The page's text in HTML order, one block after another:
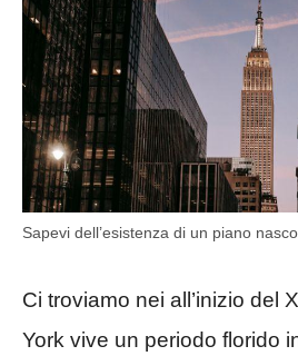
Sapevi dell’esistenza di un piano
Ci troviamo nei all’inizio del
York vive un periodo florido